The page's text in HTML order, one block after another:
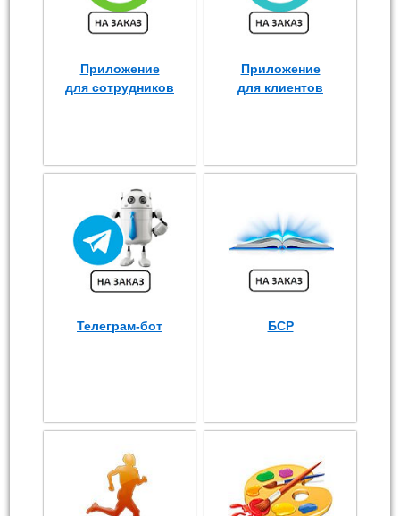
Приложение
для сотрудников
Приложение
для клиентов
Телеграм-бот БСР